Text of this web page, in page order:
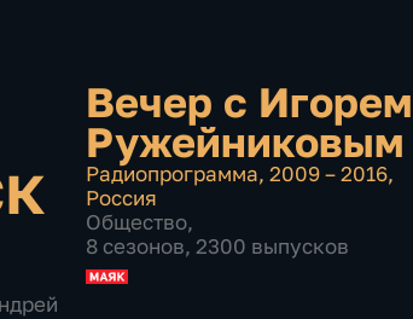
ОСИПОВ: Просто за счет применения SUPROTEC. ПИЧУГИН: Нам надо было покупать три экскаватора таких. Более того, человек, который работает на нем, он настолько к нему привык, и настолько он себя хорошо чувствует, комфортно, что он знает прекрасно его возможности. Если кто-то другой побоялся бы что-то делать этим экскаватором, то он знает, что у него запас мощности есть, у него есть как бы, он может три движения выполнять сразу – врываться в землю, поднимать, поворачивать, высыпать и так далее. То есть несколько движений сразу. Это за счет того, что у него хватает мощности мотора на т
Вечер с Игорем
Ружейниковым
Радиопрограмма, 2009 – 2016,
Россия
Общество,
8 сезонов, 2300 выпусков